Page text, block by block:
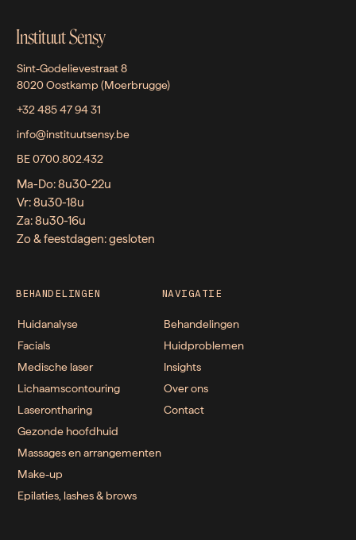
Instituut Sensy
Sint-Godelievestraat 8
8020 Oostkamp (Moerbrugge)
+32 485 47 94 31
info@instituutsensy.be
BE 0700.802.432
Ma-Do: 8u30-22u
Vr: 8u30-18u
Za: 8u30-16u
Zo & feestdagen: gesloten
BEHANDELINGEN
Huidanalyse
Facials
Medische laser
Lichaamscontouring
Laserontharing
Gezonde hoofdhuid
Massages en arrangementen
Make-up
Epilaties, lashes & brows
NAVIGATIE
Behandelingen
Huidproblemen
Insights
Over ons
Contact